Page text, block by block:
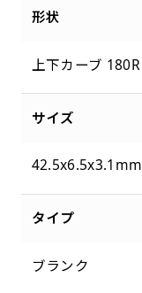
形状
上下カーブ 180R
サイズ
42.5x6.5x3.1mm
タイプ
ブランク